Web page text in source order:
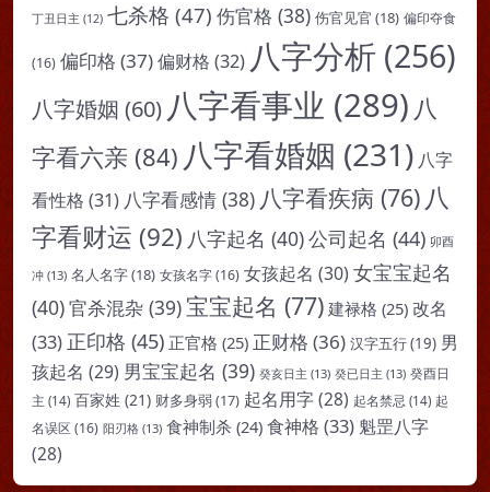
丁丑日主 (12) 七杀格 (47) 伤官格 (38) 伤官见官 (18) 偏印夺食
(16) 偏印格 (37)偏财格 (32) 八字分析 (256)
八字婚姻 (60) 八字看事业 (289) 八
字看六亲 (84) 八字看婚姻 (231) 八字
看性格 (31) 八字看感情 (38) 八字看疾病 (76) 八
字看财运 (92) 八字起名 (40)公司起名 (44) 卯酉
冲 (13) 名人名字(18) 女孩名字(16) 女孩起名 (30) 女宝宝起名
(40)官杀混杂 (39) 宝宝起名 (77) 建禄格 (25) 改名
(33) 正印格 (45) 正官格 (25) 正财格 (36) 汉字五行(19) 男
孩起名 (29) 男宝宝起名 (39) 癸亥日主 (13) 癸已日主 (13) 癸酉日
主 (14) 百家姓 (21) 财多身弱(17) 起名用字(28) 起名禁忌 (14) 起
名误区 (16) 阳刃格 (13) 食神制杀 (24) 食神格 (33) 魁罡八字
(28)